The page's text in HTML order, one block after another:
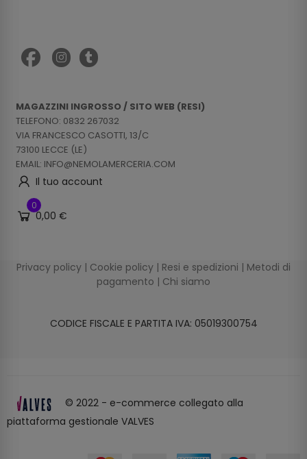
MAGAZZINI INGROSSO / SITO WEB (RESI)
TELEFONO: 0832 267032
VIA FRANCESCO CASOTTI, 13/C
73100 LECCE (LE)
EMAIL: INFO@NEMOLAMERCERIA.COM
Il tuo account
0
0,00 €
Privacy policy | Cookie policy | Resi e spedizioni | Metodi di
pagamento | Chi siamo
CODICE FISCALE E PARTITA IVA: 05019300754
© 2022 - e-commerce collegato alla
piattaforma gestionale VALVES